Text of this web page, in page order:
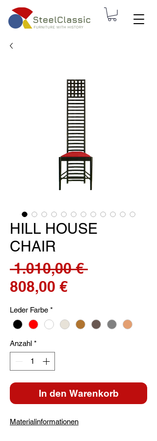
HILL HOUSE
CHAIR
1.010,00 €
808,00 €Sale-
Leder Farbe *
Anzahl *
In den Warenkorb
Materialinformationen